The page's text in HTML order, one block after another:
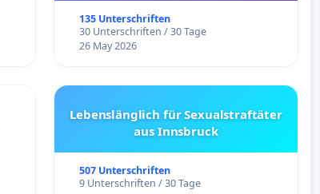
135 Unterschriften
30 Unterschriften / 30 Tage
26 May 2026
Lebenslänglich für Sexualstraftäter
aus Innsbruck
507 Unterschriften
9 Unterschriften / 30 Tage